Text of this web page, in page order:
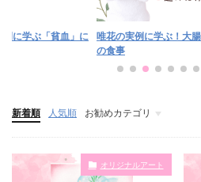
に学ぶ「貧血」に
唯花の実例に学ぶ！大
の食事
新着順 人気順
お勧めカテゴリ
アートと人生を変えるコ
オリジナルアート